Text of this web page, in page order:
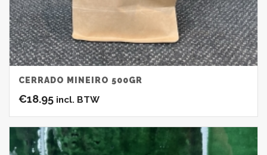
CERRADO MINEIRO 500GR
€18.95 incl. BTW